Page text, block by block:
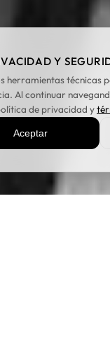
Y
herramientas técnicas
Al continuar
de privacidad y
Aceptar